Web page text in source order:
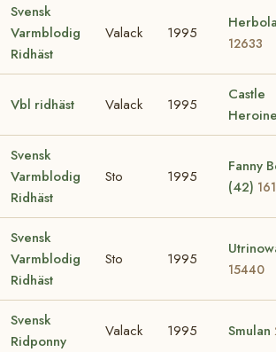
Svensk
Varmblodig
Ridhäst
Valack 1995
12633
Vbl ridhäst Valack 1995
Castle
Svensk
Varmblodig
Ridhäst
Sto 1995
Fanny
(42)
Svensk
Varmblodig
Ridhäst
Sto 1995
15440
Svensk
Ridponny
Valack 1995 Smulan